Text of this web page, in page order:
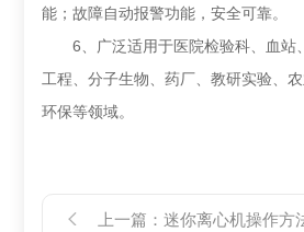
能；故障自动报警功能，安全可靠。
6、广泛适用于医院检验科、血站
工程、分子生物、药厂、教研实验、农
环保等领域。
上一篇： 迷你离心机操作方